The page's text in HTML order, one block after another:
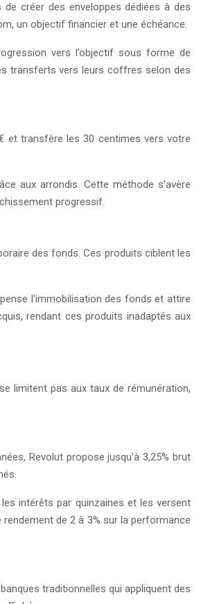
de créer des enveloppes dédiées à des
un objectif financier et une échéance.
vers l’objectif sous forme de
transferts vers leurs coffres selon des
et transfère les 30 centimes vers votre
aux arrondis. Cette méthode s’avère
progressif.
des fonds. Ces produits ciblent les
l’immobilisation des fonds et attire
rendant ces produits inadaptés aux
limitent pas aux taux de rémunération,
Revolut propose jusqu’à 3,25% brut
intérêts par quinzaines et les versent
de 2 à 3% sur la performance
traditionnelles qui appliquent des